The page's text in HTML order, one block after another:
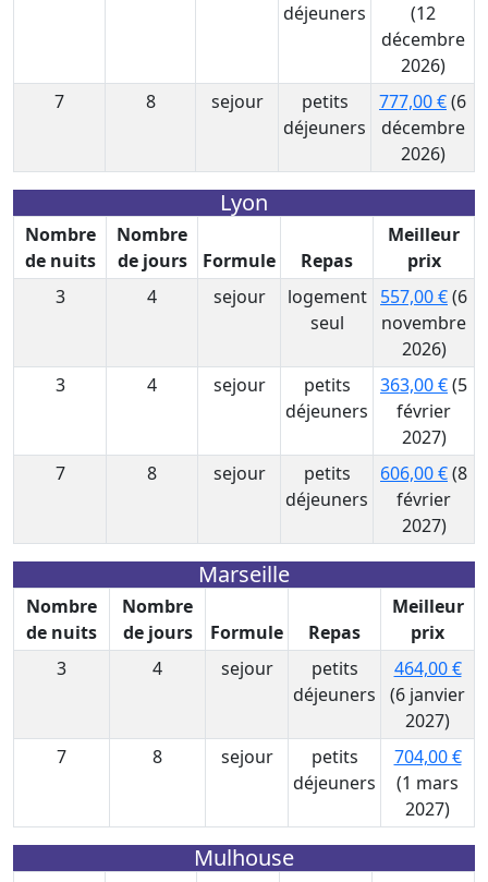
déjeuners
(12
décembre
2026)
7
8 sejour
petits
déjeuners
777,00 €(6
décembre
2026)
Lyon
Nombre
de nuits
Nombre
de jours
Formule Repas
Meilleur
prix
3
4 sejour
logement
seul
557,00 €(6
novembre
2026)
3
4 sejour
petits
déjeuners
363,00 €(5
février
2027)
7
8 sejour
petits
déjeuners
606,00 €(8
février
2027)
Marseille
Nombre
de nuits
Nombre
de jours
Formule Repas
Meilleur
prix
3
4 sejour
petits
déjeuners
464,00 €
(6 janvier
2027)
7
8 sejour
petits
déjeuners
704,00 €
(1 mars
2027)
Mulhouse